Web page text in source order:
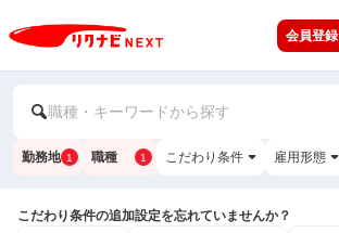
会員登録
職種・キーワードから探す
勤務地 1 職種 1 こだわり条件 雇用形態
こだわり条件の追加設定を忘れていませんか？